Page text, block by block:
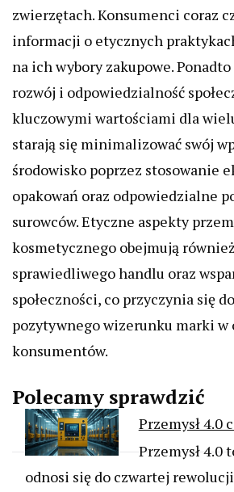
zwierzętach. Konsumenci coraz
informacji o etycznych
na ich wybory zakupowe.
rozwój i odpowiedzialność
kluczowymi wartościami dla
starają się minimalizować swój
środowisko poprzez stosowanie
opakowań oraz odpowiedzialne
surowców. Etyczne aspekty
kosmetycznego obejmują
sprawiedliwego handlu oraz
społeczności, co przyczynia się
pozytywnego wizerunku marki w
konsumentów.
Polecamy sprawdzić
Przemysł 4.0
Przemysł 4.0
odnosi się do czwartej